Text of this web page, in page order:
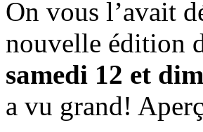
On vous l’avait
nouvelle édition
samedi 12 et
a vu grand!